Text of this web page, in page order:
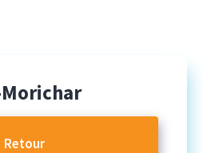
Retour